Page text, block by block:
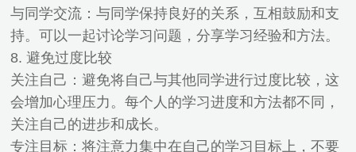
与同学交流：与同学保持良好的关系，互相鼓励和支
持。可以一起讨论学习问题，分享学习经验和方法。
8. 避免过度比较
关注自己：避免将自己与其他同学进行过度比较，这
会增加心理压力。每个人的学习进度和方法都不同，
关注自己的进步和成长。
专注目标：将注意力集中在自己的学习目标上，不要